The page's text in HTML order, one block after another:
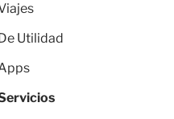
De Utilidad